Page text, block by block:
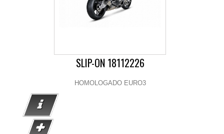
SLIP-ON 18112226
HOMOLOGADO EURO3